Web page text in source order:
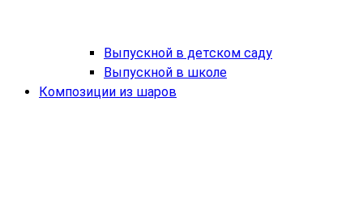
Выпускной в детском саду
Выпускной в школе
Композиции из шаров